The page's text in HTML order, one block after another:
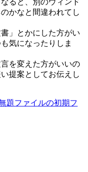
ると、別のウィンド
かなと間違われてし
」とかにした方がい
気になったりしま
を変えた方がいいの
提案としてお伝えし
題ファイルの初期フ